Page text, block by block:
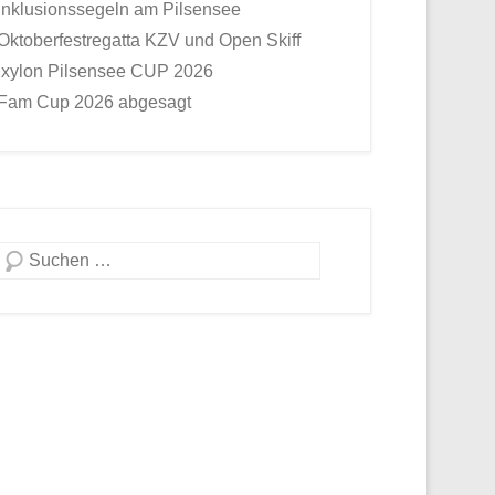
am Pilsensee
KZV und Open Skiff
Pilsensee CUP 2026
Cup 2026 abgesagt